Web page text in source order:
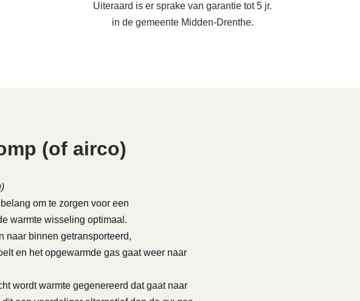
Uiteraard is er sprake van garantie tot 5 jr.
in de gemeente Midden-Drenthe.
(of airco)
om te zorgen voor een
warmte wisseling optimaal.
naar binnen getransporteerd,
en het opgewarmde gas gaat weer naar
wordt warmte gegenereerd dat gaat naar